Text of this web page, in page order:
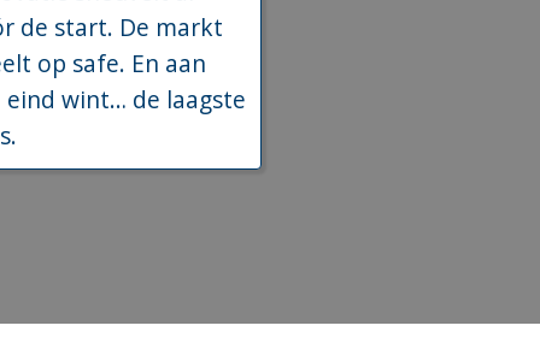
de start. De markt
op safe. En aan
wint… de laagste